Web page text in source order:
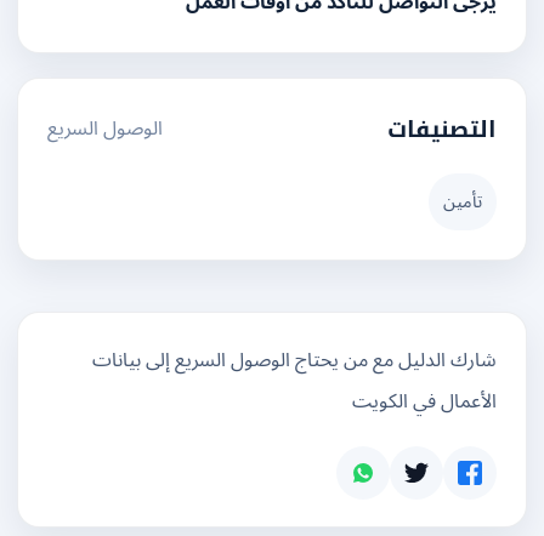
التصنيفات الوصول السريع
شارك الدليل مع من يحتاج الوصول السريع إلى بيانات
الأعمال في الكويت